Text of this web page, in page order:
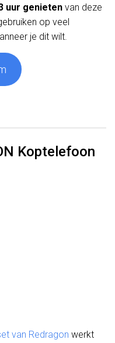
uur genieten van deze
op veel
je dit wilt.
Koptelefoon
van Redragon werkt